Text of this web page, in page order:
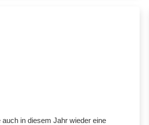
in diesem Jahr wieder eine